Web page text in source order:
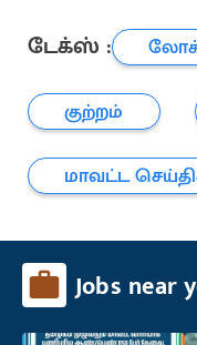
டேக்ஸ் :
குற்றம்
மாவட்ட
Jobs near